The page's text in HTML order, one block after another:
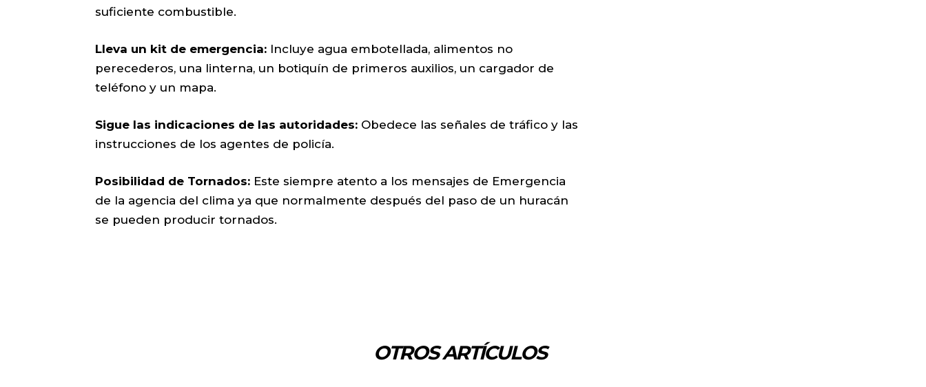
suficiente combustible.
Lleva un kit de emergencia: Incluye agua embotellada, alimentos no
perecederos, una linterna, un botiquín de primeros auxilios, un cargador de
teléfono y un mapa.
Sigue las indicaciones de las autoridades: Obedece las señales de tráfico y las
instrucciones de los agentes de policía.
Posibilidad de Tornados: Este siempre atento a los mensajes de Emergencia
de la agencia del clima ya que normalmente después del paso de un huracán
se pueden producir tornados.
OTROS ARTÍCULOS